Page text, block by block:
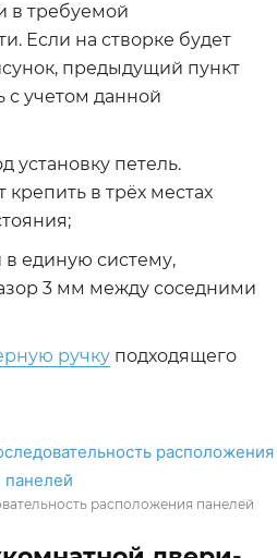
в требуемой
Если на створке будет
предыдущий пункт
с учетом данной
установку петель.
в трёх местах
единую систему,
3 мм между соседними
ручку подходящего
расположения панелей